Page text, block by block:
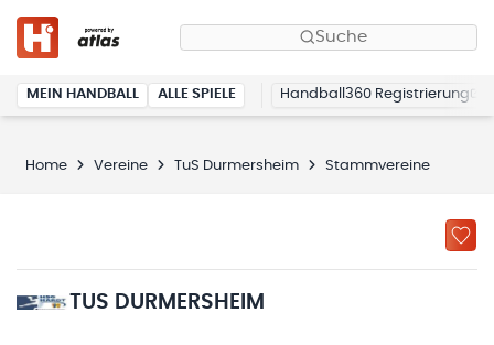
Suche
MEIN HANDBALL ALLE SPIELE Handball360 Registrierung
Home Vereine TuS Durmersheim Stammvereine
TUS DURMERSHEIM